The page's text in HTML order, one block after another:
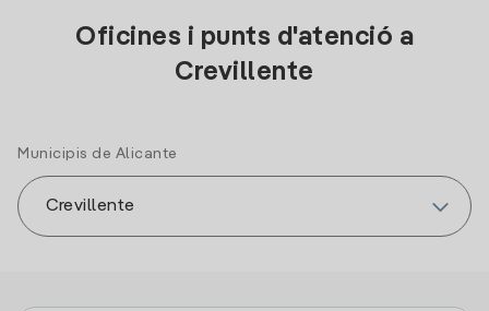
Oficines i punts d'atenció a
Crevillente
Municipis de Alicante